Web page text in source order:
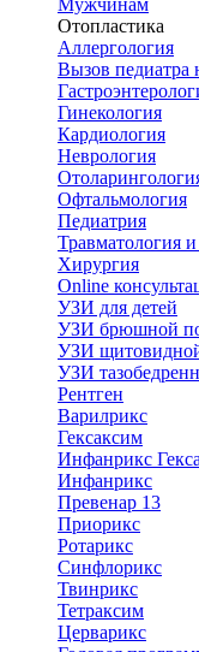
Мужчинам
Отопластика
Аллергология
Вызов педиатра
Гинекология
Кардиология
Неврология
Офтальмология
Педиатрия
Травматология
Хирургия
Online
УЗИ для детей
УЗИ брюшной
УЗИ
УЗИ
Рентген
Варилрикс
Гексаксим
Инфанрикс Гекса
Инфанрикс
Превенар 13
Приорикс
Ротарикс
Синфлорикс
Твинрикс
Тетраксим
Церварикс